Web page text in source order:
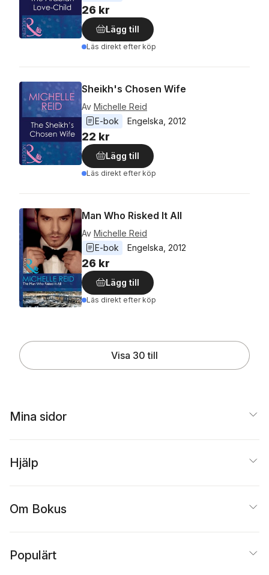
26 kr
Lägg till
Läs direkt efter köp
Sheikh's Chosen Wife
Av Michelle Reid
E-bok
Engelska 2012
22 kr
Lägg till
Läs direkt efter köp
Man Who Risked It All
Av Michelle Reid
E-bok
Engelska 2012
26 kr
Lägg till
Läs direkt efter köp
Visa 30 till
Mina sidor
Hjälp
Om Bokus
Populärt